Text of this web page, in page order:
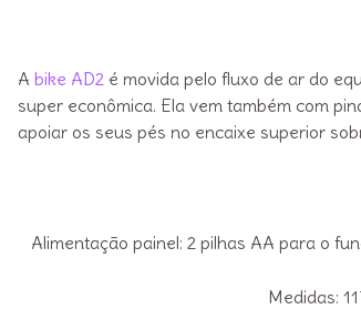
A bike AD2 é movida pelo fluxo de ar do
super econômica. Ela vem também com
apoiar os seus pés no encaixe superior
Alimentação painel: 2 pilhas AA para o
Medidas: